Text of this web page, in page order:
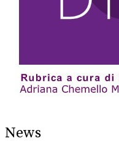
News